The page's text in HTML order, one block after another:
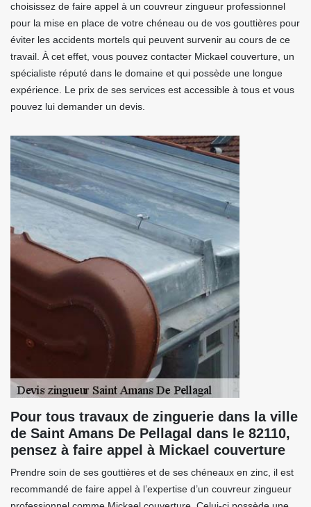
choisissez de faire appel à un couvreur zingueur professionnel
pour la mise en place de votre chéneau ou de vos gouttières pour
éviter les accidents mortels qui peuvent survenir au cours de ce
travail. À cet effet, vous pouvez contacter Mickael couverture, un
spécialiste réputé dans le domaine et qui possède une longue
expérience. Le prix de ses services est accessible à tous et vous
pouvez lui demander un devis.
Pour tous travaux de zinguerie dans la ville
de Saint Amans De Pellagal dans le 82110,
pensez à faire appel à Mickael couverture
Prendre soin de ses gouttières et de ses chéneaux en zinc, il est
recommandé de faire appel à l’expertise d’un couvreur zingueur